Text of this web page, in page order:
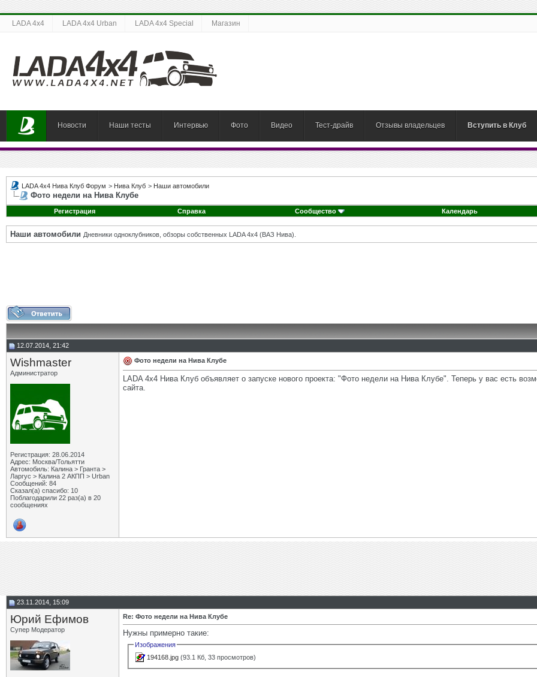
LADA 4x4 LADA 4x4 Urban LADA 4x4 Special Магазин
Новости Наши тесты Интервью Фото Видео Тест-драйв Отзывы владельцев Вступить в Клуб
LADA 4x4 Нива Клуб Форум > Нива Клуб > Наши автомобили
Фото недели на Нива Клубе
Регистрация Справка Сообщество Календарь
Наши автомобили Дневники одноклубников, обзоры собственных LADA 4x4 (ВАЗ Нива).
12.07.2014, 21:42
Wishmaster
Администратор
Регистрация: 28.06.2014
Адрес: Москва/Тольятти
Автомобиль: Калина > Гранта >
Ларгус > Калина 2 АКПП > Urban
Сообщений: 84
Сказал(а) спасибо: 10
Поблагодарили 22 раз(а) в 20
сообщениях
Фото недели на Нива Клубе
LADA 4x4 Нива Клуб объявляет о запуске нового проекта: "Фото недели на Нива Клубе". Теперь у вас есть
сайта.
23.11.2014, 15:09
Юрий Ефимов
Супер Модератор
Re: Фото недели на Нива Клубе
Нужны примерно такие:
Изображения
194168.jpg (93.1 Кб, 33 просмотров)